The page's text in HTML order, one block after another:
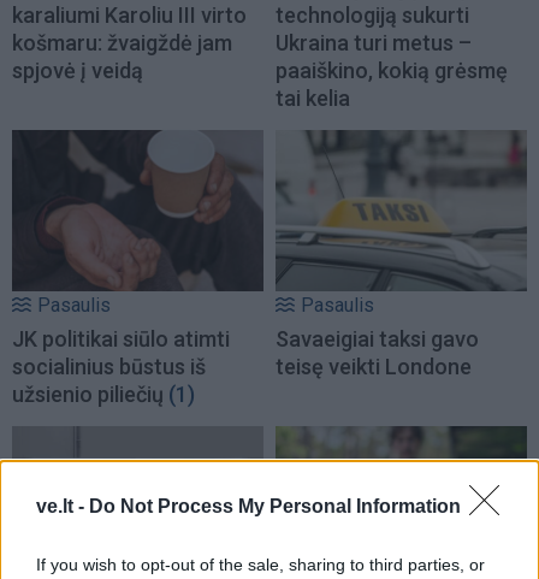
ve.lt - Do Not Process My Personal Information
If you wish to opt-out of the sale, sharing to third parties, or
karaliumi Karoliu III virto
košmaru: žvaigždė jam
spjovė į veidą
technologiją sukurti
Ukraina turi metus –
paaiškino, kokią grėsmę
tai kelia
Pasaulis
JK politikai siūlo atimti
socialinius būstus iš
užsienio piliečių (1)
Pasaulis
Savaeigiai taksi gavo
teisę veikti Londone